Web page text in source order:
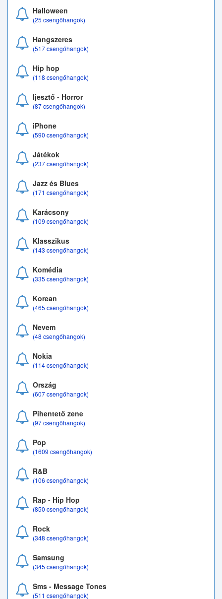
Halloween
(25 csengőhangok)
Hangszeres
(517 csengőhangok)
Hip hop
(118 csengőhangok)
Ijesztő - Horror
(87 csengőhangok)
iPhone
(590 csengőhangok)
Játékok
(237 csengőhangok)
Jazz és Blues
(171 csengőhangok)
Karácsony
(109 csengőhangok)
Klasszikus
(143 csengőhangok)
Komédia
(335 csengőhangok)
Korean
(465 csengőhangok)
Nevem
(48 csengőhangok)
Nokia
(114 csengőhangok)
Ország
(607 csengőhangok)
Pihentető zene
(97 csengőhangok)
Pop
(1609 csengőhangok)
R&B
(106 csengőhangok)
Rap - Hip Hop
(850 csengőhangok)
Rock
(348 csengőhangok)
Samsung
(345 csengőhangok)
Sms - Message Tones
(511 csengőhangok)